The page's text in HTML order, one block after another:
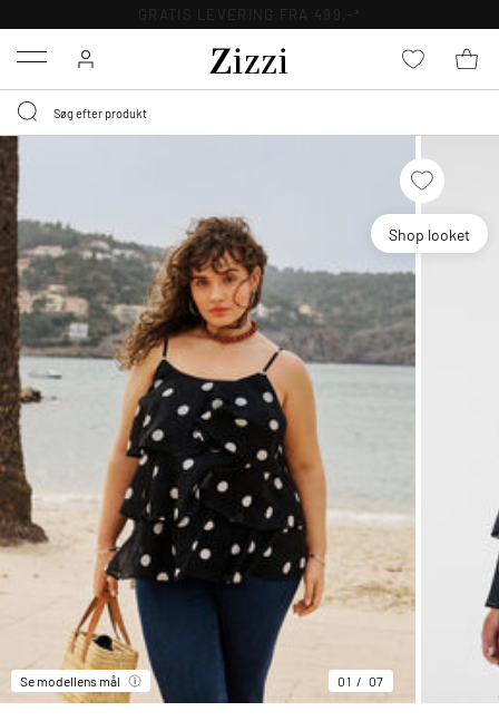
GRATIS LEVERING FRA 499,-*
Menu
Shop looket
Se modellens mål 01 07